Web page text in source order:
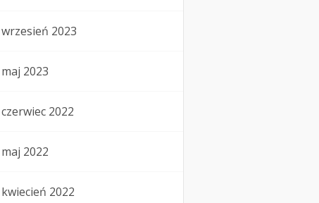
wrzesień 2023
maj 2023
czerwiec 2022
maj 2022
kwiecień 2022